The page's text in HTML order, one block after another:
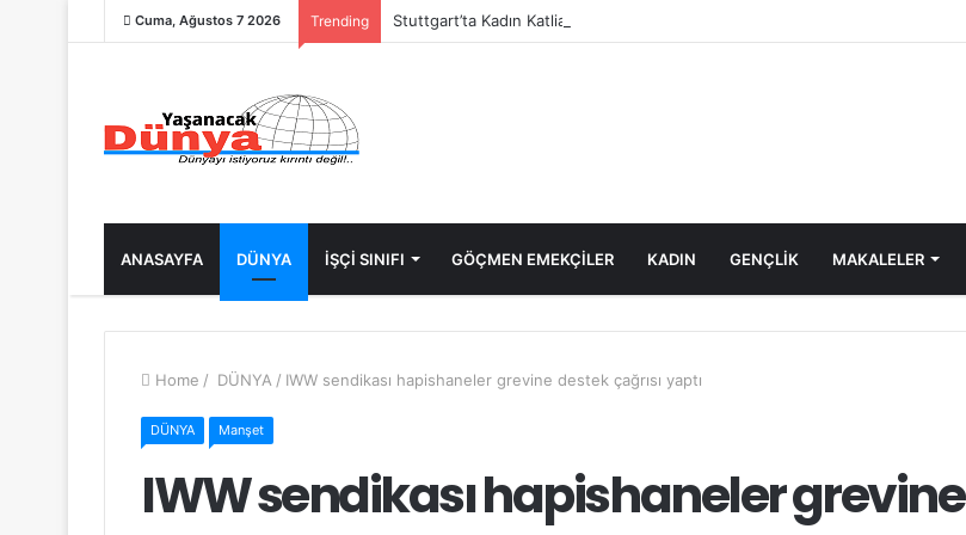
Cuma, Ağustos 7 2026 Trending Stuttgart’ta Kadın Katliamı Girişimine Karşı Kadınlar Sokaktaydı
ANASAYFA DÜNYA İŞÇİ SINIFI GÖÇMEN EMEKÇİLER KADIN GENÇLİK MAKALELER
Home / DÜNYA / IWW sendikası hapishaneler grevine destek çağrısı yaptı
DÜNYA Manşet
IWW sendikası hapishaneler grevine